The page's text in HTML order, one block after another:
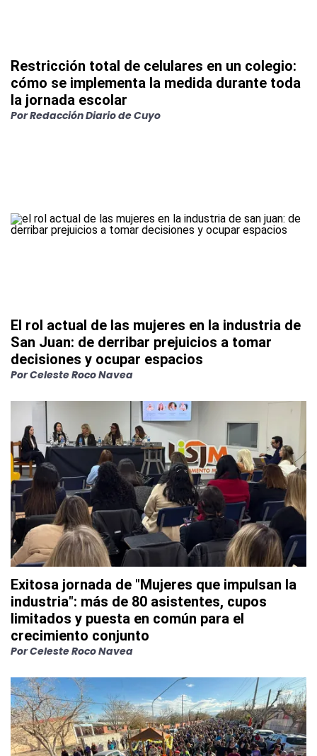
Restricción total de celulares en un colegio:
cómo se implementa la medida durante toda
la jornada escolar
PorRedacción Diario de Cuyo
El rol actual de las mujeres en la industria de
San Juan: de derribar prejuicios a tomar
decisiones y ocupar espacios
PorCeleste Roco Navea
Exitosa jornada de "Mujeres que impulsan la
industria": más de 80 asistentes, cupos
limitados y puesta en común para el
crecimiento conjunto
PorCeleste Roco Navea